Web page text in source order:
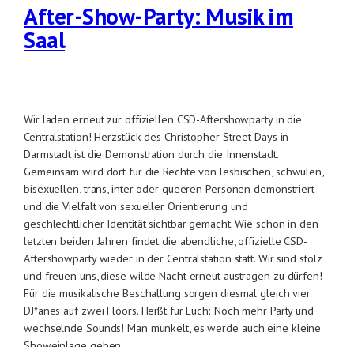
After-Show-Party: Musik im
Saal
Wir laden erneut zur offiziellen CSD-Aftershowparty in die
Centralstation! Herzstück des Christopher Street Days in
Darmstadt ist die Demonstration durch die Innenstadt.
Gemeinsam wird dort für die Rechte von lesbischen, schwulen,
bisexuellen, trans, inter oder queeren Personen demonstriert
und die Vielfalt von sexueller Orientierung und
geschlechtlicher Identität sichtbar gemacht. Wie schon in den
letzten beiden Jahren findet die abendliche, offizielle CSD-
Aftershowparty wieder in der Centralstation statt. Wir sind stolz
und freuen uns, diese wilde Nacht erneut austragen zu dürfen!
Für die musikalische Beschallung sorgen diesmal gleich vier
DJ*anes auf zwei Floors. Heißt für Euch: Noch mehr Party und
wechselnde Sounds! Man munkelt, es werde auch eine kleine